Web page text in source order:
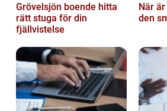
Grövelsjön boende hitta
rätt stuga för din
fjällvistelse
När
den